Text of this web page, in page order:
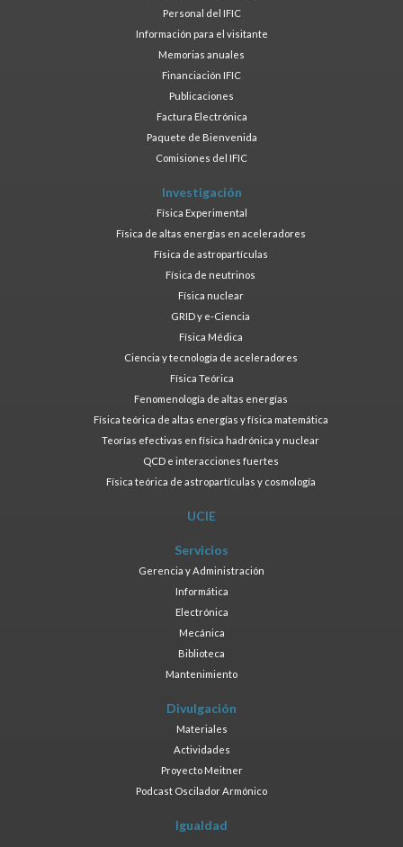
Personal del IFIC
Información para el visitante
Memorias anuales
Financiación IFIC
Publicaciones
Factura Electrónica
Paquete de Bienvenida
Comisiones del IFIC
Investigación
Física Experimental
Física de altas energías en aceleradores
Física de astropartículas
Física de neutrinos
Física nuclear
GRID y e-Ciencia
Física Médica
Ciencia y tecnología de aceleradores
Física Teórica
Fenomenología de altas energías
Física teórica de altas energías y física matemática
Teorías efectivas en física hadrónica y nuclear
QCD e interacciones fuertes
Física teórica de astropartículas y cosmología
UCIE
Servicios
Gerencia y Administración
Informática
Electrónica
Mecánica
Biblioteca
Mantenimiento
Divulgación
Materiales
Actividades
Proyecto Meitner
Podcast Oscilador Armónico
Igualdad